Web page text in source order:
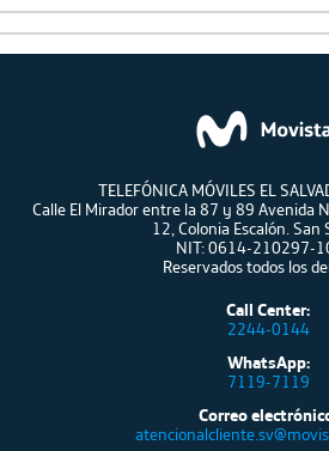
TELEFÓNICA MÓVILES EL
Calle El Mirador entre la 87 y 89 Avenida
12, Colonia Escalón. San
NIT: 0614-210297-
Reservados todos los
Call Center:
2244-0144
WhatsApp:
7119-7119
Correo